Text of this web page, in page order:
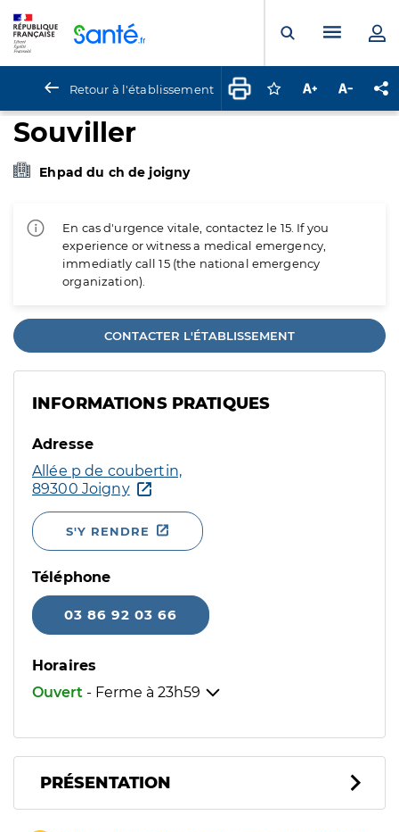
Ouvrir laMenu
Retour à l'établissement Connectez-vous
Augmenter la
Souviller
Ehpad du ch de joigny
En cas d'urgence vitale, contactez le 15. If you
experience or witness a medical emergency,
immediatly call 15 (the national emergency
organization).
CONTACTER L'ÉTABLISSEMENT
INFORMATIONS PRATIQUES
Adresse
Allée p de coubertin,
89300 Joigny
S'Y RENDRE
Téléphone
03 86 92 03 66
Horaires
Ouvert - Ferme à 23h59
PRÉSENTATION